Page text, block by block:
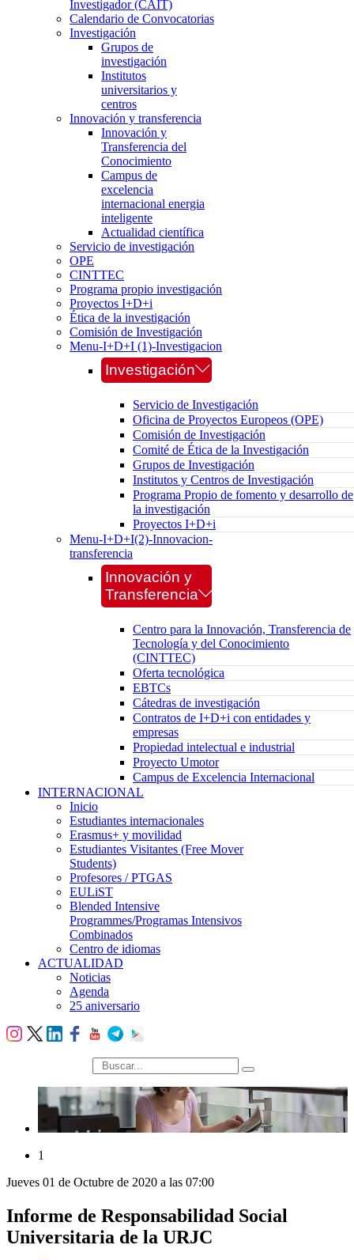
Investigador (CAIT)
Calendario de Convocatorias
Investigación
Grupos de
investigación
Institutos
universitarios y
centros
Innovación y transferencia
Innovación y
Transferencia del
Conocimiento
Campus de
excelencia
internacional energia
inteligente
Actualidad científica
Servicio de investigación
OPE
CINTTEC
Programa propio investigación
Proyectos I+D+i
Ética de la investigación
Comisión de Investigación
Menu-I+D+I (1)-Investigacion
Investigación
Servicio de Investigación
Oficina de Proyectos Europeos (OPE)
Comisión de Investigación
Comité de Ética de la Investigación
Grupos de Investigación
Institutos y Centros de Investigación
Programa Propio de fomento y desarrollo de
la investigación
Proyectos I+D+i
Menu-I+D+I(2)-Innovacion-
transferencia
Innovación y
Transferencia
Centro para la Innovación, Transferencia de
Tecnología y del Conocimiento
(CINTTEC)
Oferta tecnológica
EBTCs
Cátedras de investigación
Contratos de I+D+i con entidades y
empresas
Propiedad intelectual e industrial
Proyecto Umotor
Campus de Excelencia Internacional
INTERNACIONAL
Inicio
Estudiantes internacionales
Erasmus+ y movilidad
Estudiantes Visitantes (Free Mover
Students)
Profesores / PTGAS
EULiST
Blended Intensive
Programmes/Programas Intensivos
Combinados
Centro de idiomas
ACTUALIDAD
Noticias
Agenda
25 aniversario
búsqueda
1
Jueves 01 de Octubre de 2020 a las 07:00
Informe de Responsabilidad Social
Universitaria de la URJC